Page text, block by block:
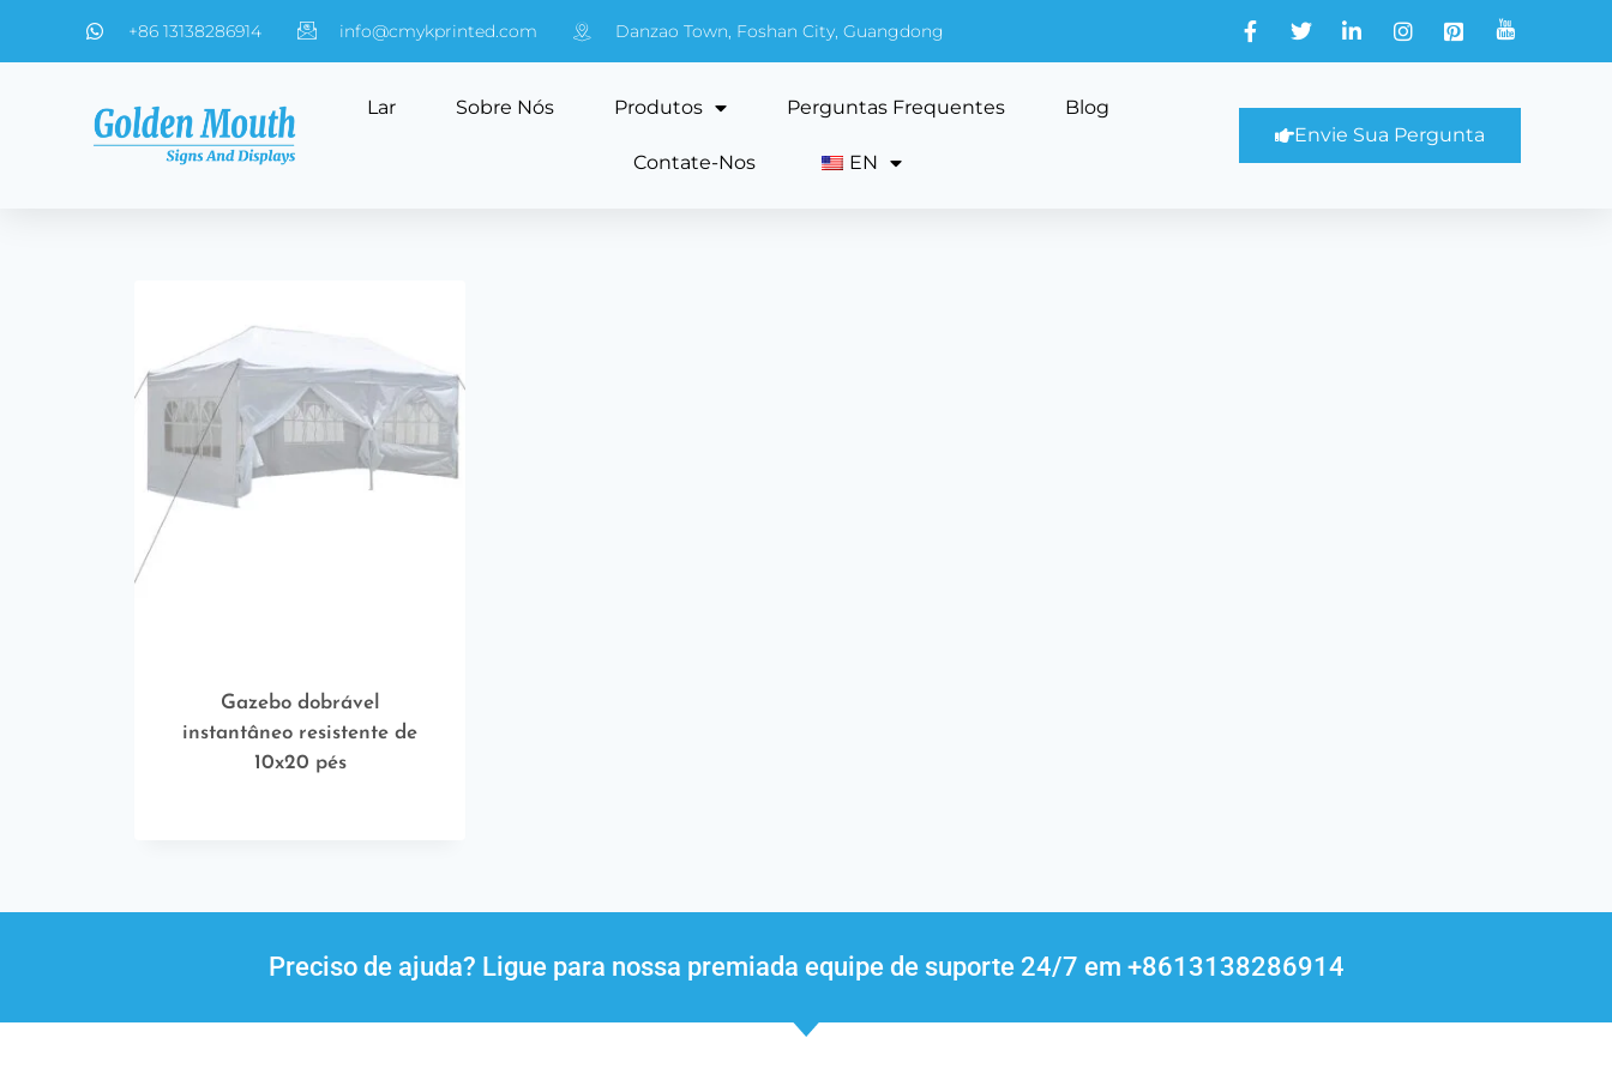
+86 13138286914 info@cmykprinted.com Danzao Town, Foshan City, Guangdong
Lar Sobre Nós Produtos Perguntas Frequentes Blog
Contate-Nos EN
Envie Sua Pergunta
Gazebo dobrável
instantâneo resistente de
10x20 pés
Preciso de ajuda? Ligue para nossa premiada equipe de suporte 24/7 em +8613138286914